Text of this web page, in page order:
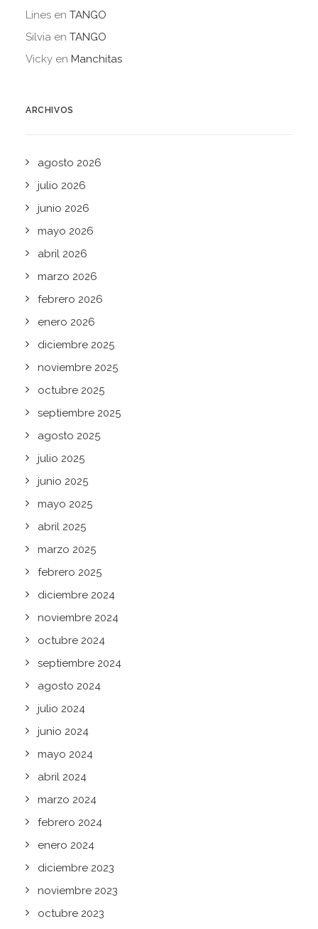
Lines en TANGO
Silvia en TANGO
Vicky en Manchitas
ARCHIVOS
agosto 2026
julio 2026
junio 2026
mayo 2026
abril 2026
marzo 2026
febrero 2026
enero 2026
diciembre 2025
noviembre 2025
octubre 2025
septiembre 2025
agosto 2025
julio 2025
junio 2025
mayo 2025
abril 2025
marzo 2025
febrero 2025
diciembre 2024
noviembre 2024
octubre 2024
septiembre 2024
agosto 2024
julio 2024
junio 2024
mayo 2024
abril 2024
marzo 2024
febrero 2024
enero 2024
diciembre 2023
noviembre 2023
octubre 2023